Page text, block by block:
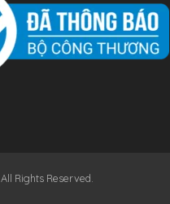
, All Rights Reserved.